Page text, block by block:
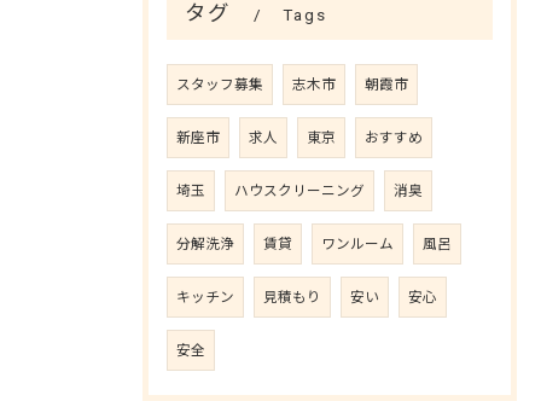
タグ Tags
スタッフ募集 志木市 朝霞市
新座市 求人 東京 おすすめ
埼玉 ハウスクリーニング 消臭
分解洗浄 賃貸 ワンルーム 風呂
キッチン 見積もり 安い 安心
安全